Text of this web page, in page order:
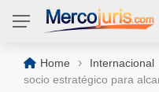
Home › Internacional
socio estratégico para